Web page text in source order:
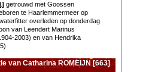
getrouwd met Goossen
te Haarlemmermeer op
overleden op donderdag
van Leendert Marinus
2003) en van Hendrika
van Catharina ROMEIJN [663]